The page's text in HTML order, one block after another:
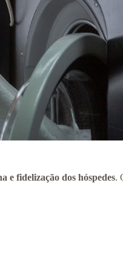
e fidelização dos hóspedes.